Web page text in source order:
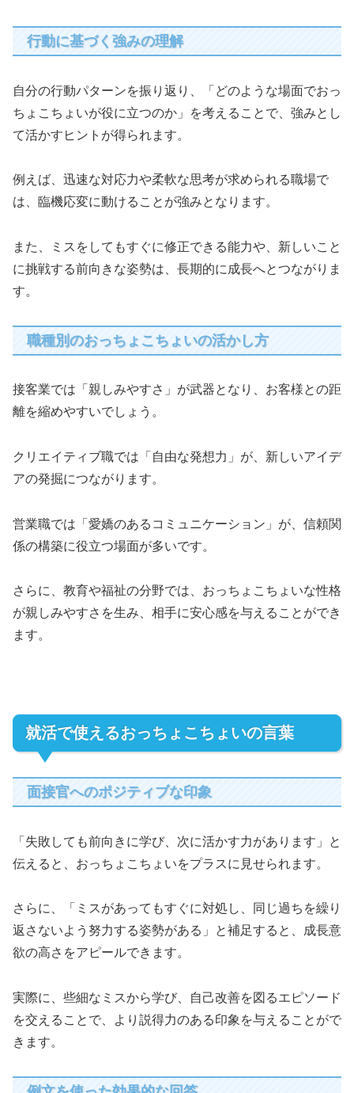
行動に基づく強みの理解
自分の行動パターンを振り返り、「どのような場面でおっ
ちょこちょいが役に立つのか」を考えることで、強みとし
て活かすヒントが得られます。
例えば、迅速な対応力や柔軟な思考が求められる職場で
は、臨機応変に動けることが強みとなります。
また、ミスをしてもすぐに修正できる能力や、新しいこと
に挑戦する前向きな姿勢は、長期的に成長へとつながりま
す。
職種別のおっちょこちょいの活かし方
接客業では「親しみやすさ」が武器となり、お客様との距
離を縮めやすいでしょう。
クリエイティブ職では「自由な発想力」が、新しいアイデ
アの発掘につながります。
営業職では「愛嬌のあるコミュニケーション」が、信頼関
係の構築に役立つ場面が多いです。
さらに、教育や福祉の分野では、おっちょこちょいな性格
が親しみやすさを生み、相手に安心感を与えることができ
ます。
就活で使えるおっちょこちょいの言葉
面接官へのポジティブな印象
「失敗しても前向きに学び、次に活かす力があります」と
伝えると、おっちょこちょいをプラスに見せられます。
さらに、「ミスがあってもすぐに対処し、同じ過ちを繰り
返さないよう努力する姿勢がある」と補足すると、成長意
欲の高さをアピールできます。
実際に、些細なミスから学び、自己改善を図るエピソード
を交えることで、より説得力のある印象を与えることがで
きます。